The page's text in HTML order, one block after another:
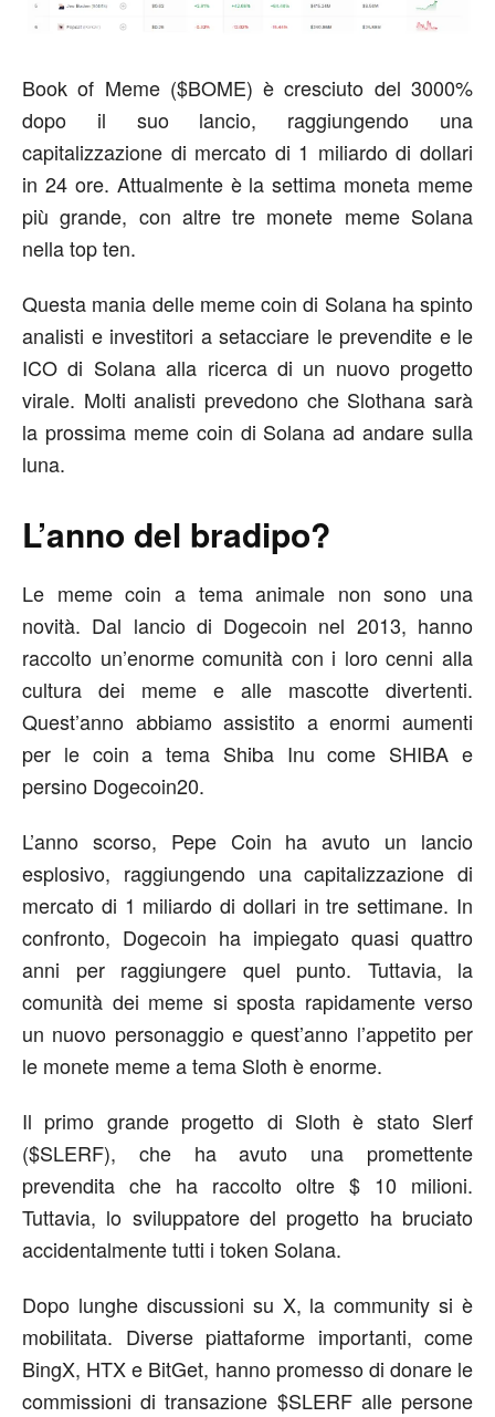
Book of Meme ($BOME) è cresciuto del 3000%
dopo il suo lancio, raggiungendo una
capitalizzazione di mercato di 1 miliardo di dollari
in 24 ore. Attualmente è la settima moneta meme
più grande, con altre tre monete meme Solana
nella top ten.
Questa mania delle meme coin di Solana ha spinto
analisti e investitori a setacciare le prevendite e le
ICO di Solana alla ricerca di un nuovo progetto
virale. Molti analisti prevedono che Slothana sarà
la prossima meme coin di Solana ad andare sulla
luna.
L’anno del bradipo?
Le meme coin a tema animale non sono una
novità. Dal lancio di Dogecoin nel 2013, hanno
raccolto un’enorme comunità con i loro cenni alla
cultura dei meme e alle mascotte divertenti.
Quest’anno abbiamo assistito a enormi aumenti
per le coin a tema Shiba Inu come SHIBA e
persino Dogecoin20.
L’anno scorso, Pepe Coin ha avuto un lancio
esplosivo, raggiungendo una capitalizzazione di
mercato di 1 miliardo di dollari in tre settimane. In
confronto, Dogecoin ha impiegato quasi quattro
anni per raggiungere quel punto. Tuttavia, la
comunità dei meme si sposta rapidamente verso
un nuovo personaggio e quest’anno l’appetito per
le monete meme a tema Sloth è enorme.
Il primo grande progetto di Sloth è stato Slerf
($SLERF), che ha avuto una promettente
prevendita che ha raccolto oltre $ 10 milioni.
Tuttavia, lo sviluppatore del progetto ha bruciato
accidentalmente tutti i token Solana.
Dopo lunghe discussioni su X, la community si è
mobilitata. Diverse piattaforme importanti, come
BingX, HTX e BitGet, hanno promesso di donare le
commissioni di transazione $SLERF alle persone